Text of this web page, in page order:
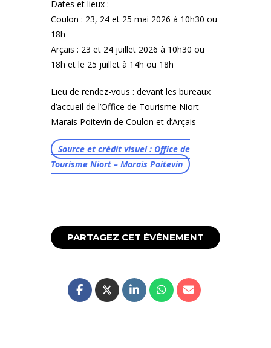
Dates et lieux :
Coulon : 23, 24 et 25 mai 2026 à 10h30 ou
18h
Arçais : 23 et 24 juillet 2026 à 10h30 ou
18h et le 25 juillet à 14h ou 18h
Lieu de rendez-vous : devant les bureaux
d’accueil de l’Office de Tourisme Niort –
Marais Poitevin de Coulon et d’Arçais
Source et crédit visuel : Office de
Tourisme Niort – Marais Poitevin
PARTAGEZ CET ÉVÉNEMENT